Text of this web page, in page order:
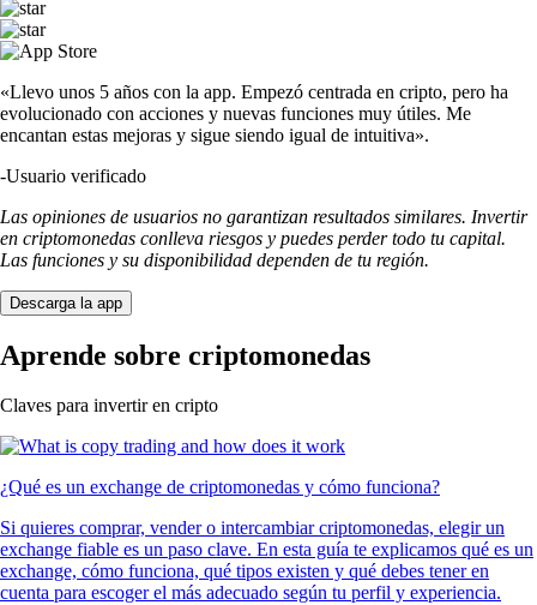
«Llevo unos 5 años con la app. Empezó centrada en cripto, pero ha
evolucionado con acciones y nuevas funciones muy útiles. Me
encantan estas mejoras y sigue siendo igual de intuitiva».
-Usuario verificado
Las opiniones de usuarios no garantizan resultados similares. Invertir
en criptomonedas conlleva riesgos y puedes perder todo tu capital.
Las funciones y su disponibilidad dependen de tu región.
Descarga la app
Aprende sobre criptomonedas
Claves para invertir en cripto
¿Qué es un exchange de criptomonedas y cómo funciona?
Si quieres comprar, vender o intercambiar criptomonedas, elegir un
exchange fiable es un paso clave. En esta guía te explicamos qué es un
exchange, cómo funciona, qué tipos existen y qué debes tener en
cuenta para escoger el más adecuado según tu perfil y experiencia.